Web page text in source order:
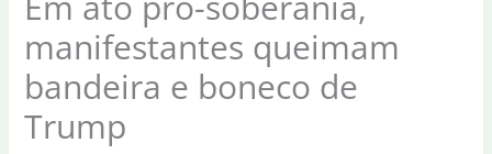
manifestantes queimam
bandeira e boneco de
Trump